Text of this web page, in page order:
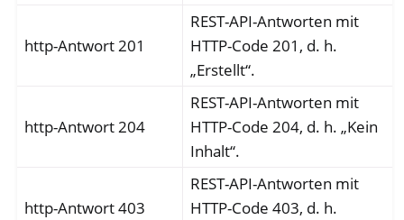
http-Antwort 201
REST-API-Antworten mit
HTTP-Code 201, d. h.
„Erstellt“.
http-Antwort 204
REST-API-Antworten mit
HTTP-Code 204, d. h. „Kein
Inhalt“.
http-Antwort 403
REST-API-Antworten mit
HTTP-Code 403, d. h.